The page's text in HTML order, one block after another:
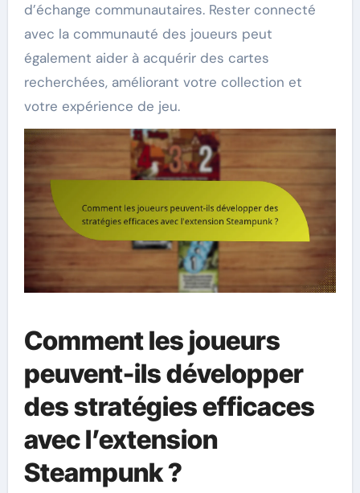
d’échange communautaires. Rester connecté
avec la communauté des joueurs peut
également aider à acquérir des cartes
recherchées, améliorant votre collection et
votre expérience de jeu.
Comment les joueurs
peuvent-ils développer
des stratégies efficaces
avec l’extension
Steampunk ?